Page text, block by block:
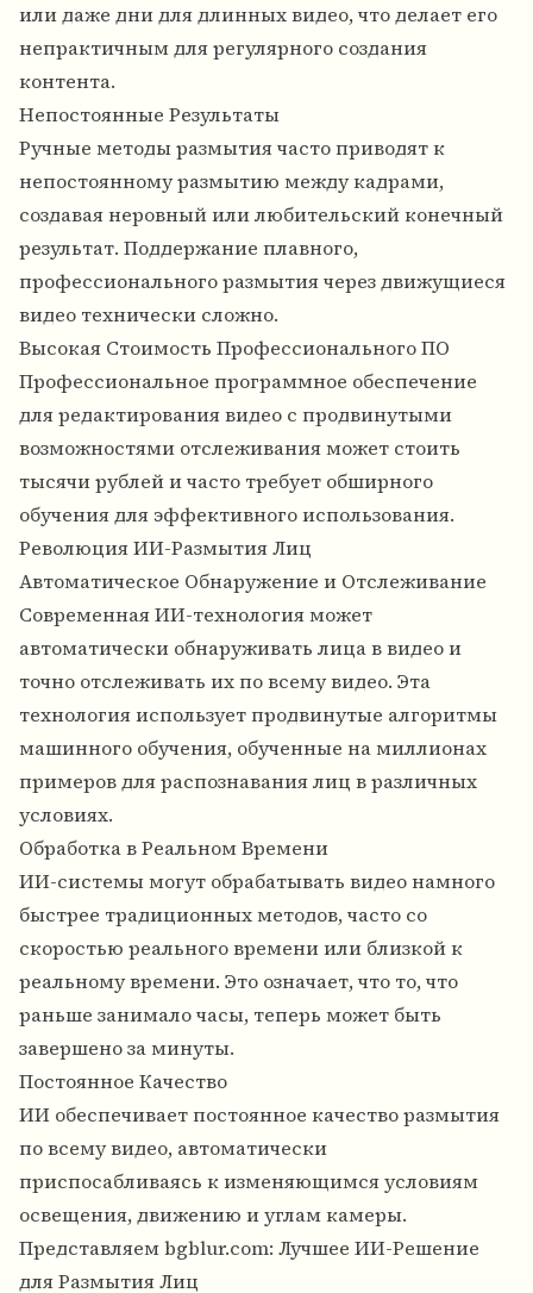
или даже дни для длинных видео, что делает его
непрактичным для регулярного создания
контента.
Непостоянные Результаты
Ручные методы размытия часто приводят к
непостоянному размытию между кадрами,
создавая неровный или любительский конечный
результат. Поддержание плавного,
профессионального размытия через движущиеся
видео технически сложно.
Высокая Стоимость Профессионального ПО
Профессиональное программное обеспечение
для редактирования видео с продвинутыми
возможностями отслеживания может стоить
тысячи рублей и часто требует обширного
обучения для эффективного использования.
Революция ИИ-Размытия Лиц
Автоматическое Обнаружение и Отслеживание
Современная ИИ-технология может
автоматически обнаруживать лица в видео и
точно отслеживать их по всему видео. Эта
технология использует продвинутые алгоритмы
машинного обучения, обученные на миллионах
примеров для распознавания лиц в различных
условиях.
Обработка в Реальном Времени
ИИ-системы могут обрабатывать видео намного
быстрее традиционных методов, часто со
скоростью реального времени или близкой к
реальному времени. Это означает, что то, что
раньше занимало часы, теперь может быть
завершено за минуты.
Постоянное Качество
ИИ обеспечивает постоянное качество размытия
по всему видео, автоматически
приспосабливаясь к изменяющимся условиям
освещения, движению и углам камеры.
Представляем bgblur.com: Лучшее ИИ-Решение
для Размытия Лиц